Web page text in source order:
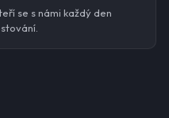
se s námi každý den